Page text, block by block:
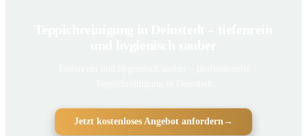
Jetzt kostenloses Angebot anfordern→